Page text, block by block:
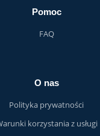
Pomoc
FAQ
O nas
Polityka prywatności
korzystania z usługi